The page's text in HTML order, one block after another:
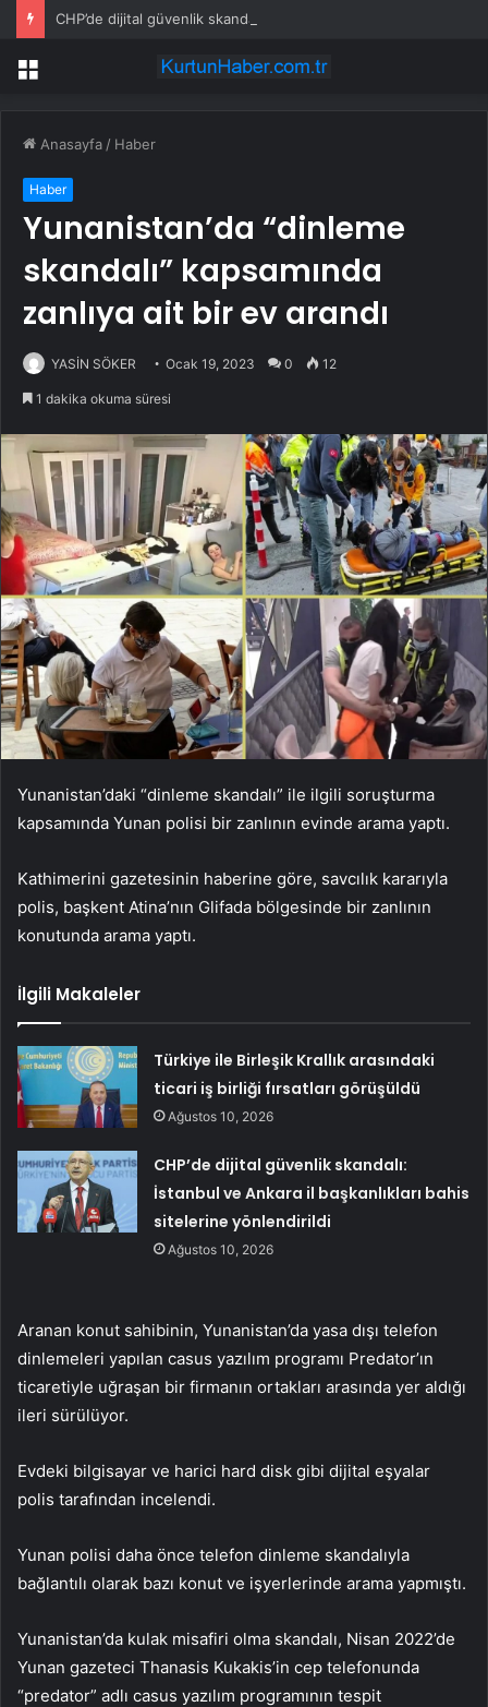
Menü
Anasayfa / Haber
Haber
Yunanistan’da “dinleme
skandalı” kapsamında
zanlıya ait bir ev arandı
YASİN SÖKER Ocak 19, 2023 0 12
1 dakika okuma süresi
Yunanistan’daki “dinleme skandalı” ile ilgili soruşturma
kapsamında Yunan polisi bir zanlının evinde arama yaptı.
Kathimerini gazetesinin haberine göre, savcılık kararıyla
polis, başkent Atina’nın Glifada bölgesinde bir zanlının
konutunda arama yaptı.
İlgili Makaleler
Türkiye ile Birleşik Krallık arasındaki
ticari iş birliği fırsatları görüşüldü
Ağustos 10, 2026
CHP’de dijital güvenlik skandalı:
İstanbul ve Ankara il başkanlıkları bahis
sitelerine yönlendirildi
Ağustos 10, 2026
Aranan konut sahibinin, Yunanistan’da yasa dışı telefon
dinlemeleri yapılan casus yazılım programı Predator’ın
ticaretiyle uğraşan bir firmanın ortakları arasında yer aldığı
ileri sürülüyor.
Evdeki bilgisayar ve harici hard disk gibi dijital eşyalar
polis tarafından incelendi.
Yunan polisi daha önce telefon dinleme skandalıyla
bağlantılı olarak bazı konut ve işyerlerinde arama yapmıştı.
Yunanistan’da kulak misafiri olma skandalı, Nisan 2022’de
Yunan gazeteci Thanasis Kukakis’in cep telefonunda
“predator” adlı casus yazılım programının tespit